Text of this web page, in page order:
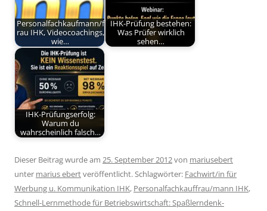
Personalfachkaufmann/f
rau IHK, Videocoachings,
wie…
IHK-Prüfung bestehen:
Was Prüfer wirklich
sehen…
IHK-Prüfungserfolg:
Warum du
wahrscheinlich falsch…
Dieser Beitrag wurde am 25. September 2012von mariusebert
unter marius ebertveröffentlicht. Schlagwörter: Fachwirt/in für
Werbung u. Kommunikation IHK, Personalfachkauffrau/mann IHK,
Schnell-Lernmethode für Betriebswirtschaft: Spaßlerndenk-